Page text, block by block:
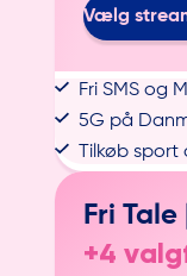
Vælg
Fri SMS og
5G på
Tilkøb
Fri Tale |
+4